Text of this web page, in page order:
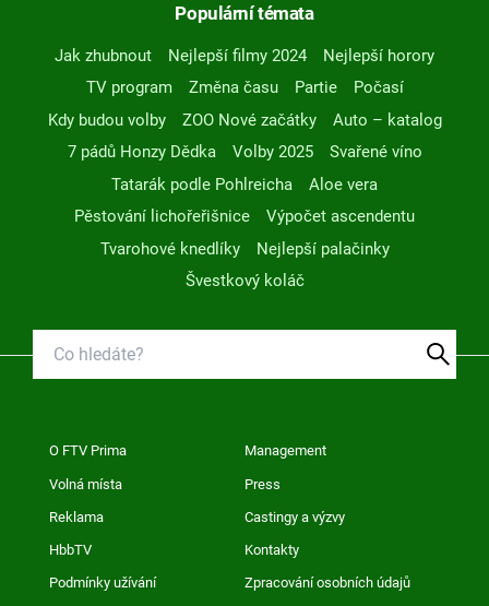
Populární témata
Jak zhubnout Nejlepší filmy 2024
Nejlepší horory
TV program
Změna času Partie
Počasí
Kdy budou volby
ZOO Nové začátky
Auto – katalog
7 pádů Honzy Dědka
Volby 2025
Svařené víno
Tatarák podle Pohlreicha
Aloe vera
Pěstování lichořeřišnice
Výpočet ascendentu
Tvarohové knedlíky
Nejlepší palačinky
Švestkový koláč
O FTV Prima Management
Volná místa Press
Reklama Castingy a výzvy
HbbTV Kontakty
Podmínky užívání Zpracování osobních údajů